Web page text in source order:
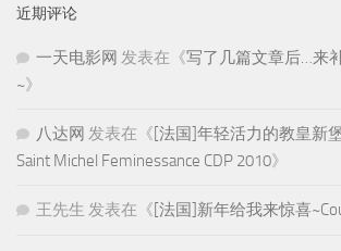
近期评论
一天电影网 发表在《写了几篇文章后…来
~》
八达网 发表在《[法国]年轻活力的教皇新
Saint Michel Feminessance CDP 2010》
王先生 发表在《[法国]新年给我来惊喜